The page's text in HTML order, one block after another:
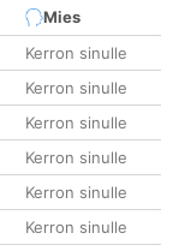
Mies
Kerron sinulle
Kerron sinulle
Kerron sinulle
Kerron sinulle
Kerron sinulle
Kerron sinulle